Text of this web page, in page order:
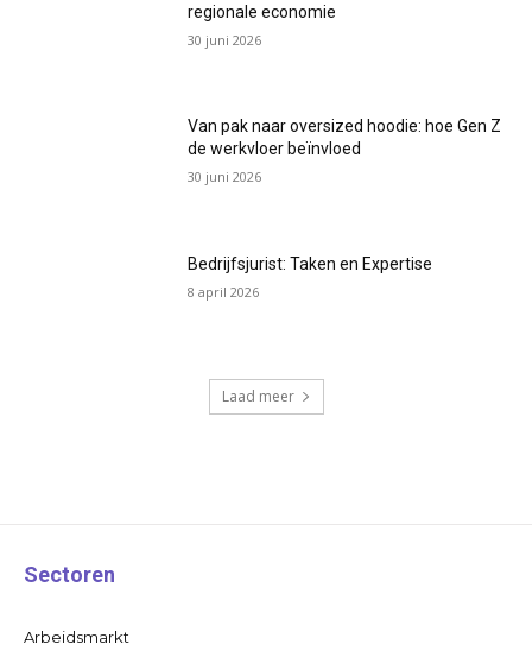
regionale economie
30 juni 2026
Van pak naar oversized hoodie: hoe Gen Z
de werkvloer beïnvloed
30 juni 2026
Bedrijfsjurist: Taken en Expertise
8 april 2026
Laad meer
Sectoren
Arbeidsmarkt